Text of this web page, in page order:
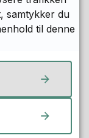
og ivaretar
og
blir
som
samtykker du
til denne